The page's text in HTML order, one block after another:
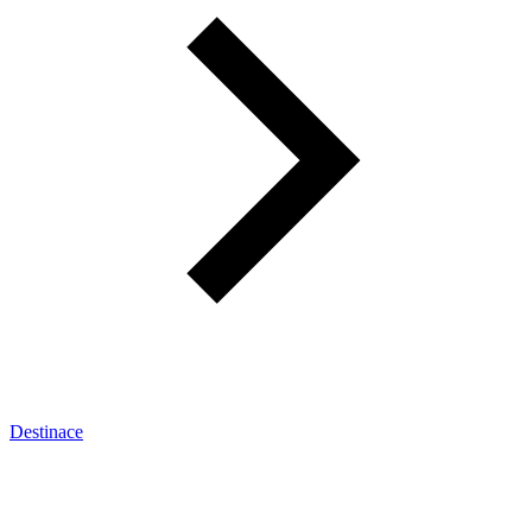
Destinace